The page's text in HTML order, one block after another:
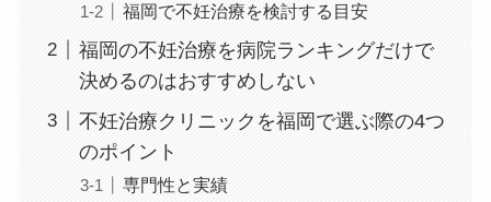
福岡で不妊治療を検討する目安
福岡の不妊治療を病院ランキングだけで
決めるのはおすすめしない
不妊治療クリニックを福岡で選ぶ際の4つ
のポイント
専門性と実績